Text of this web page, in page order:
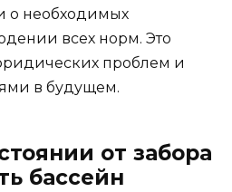
о необходимых
всех норм. Это
проблем и
в будущем.
от забора
бассейн